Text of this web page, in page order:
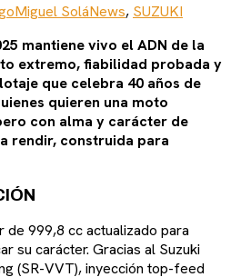
Miguel SoláNews, SUZUKI
mantiene vivo el ADN de la
extremo, fiabilidad probada y
que celebra 40 años de
quieren una moto
con alma y carácter de
rendir, construida para
de 999,8 cc actualizado para
su carácter. Gracias al Suzuki
(SR-VVT), inyección top-feed